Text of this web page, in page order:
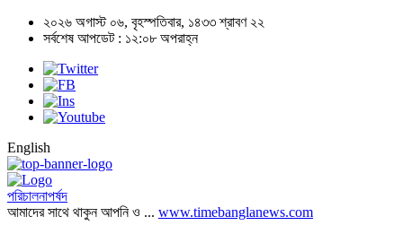
২০২৬ অগাস্ট ০৬, বৃহস্পতিবার, ১৪৩৩ শ্রাবণ ২২
সর্বশেষ আপডেট : ১২:০৮ অপরাহ্ন
English
পরিচালনাপর্ষদ
আমাদের সাথে থাকুন আপনি ও ... www.timebanglanews.com